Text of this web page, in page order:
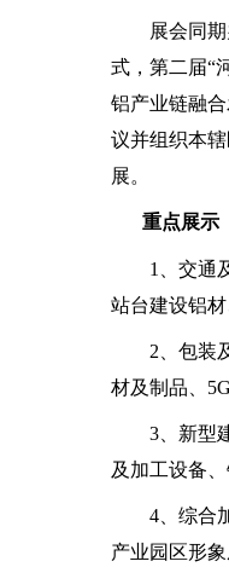
展会同期办
式，第二届“
铝产业链融
议并组织本
展。
重点展示
1、交通及
站台建设铝
2、包装及
材及制品、
3、新型建
及加工设备
4、综合加
产业园区形